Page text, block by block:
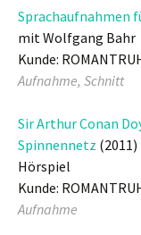
Sprachaufnahmen
mit Wolfgang Bahr
Kunde:
Aufnahme, Schnitt
Sir Arthur Conan
Spinnennetz (2011)
Hörspiel
Kunde:
Aufnahme